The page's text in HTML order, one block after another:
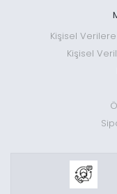
Kişisel
Kişisel